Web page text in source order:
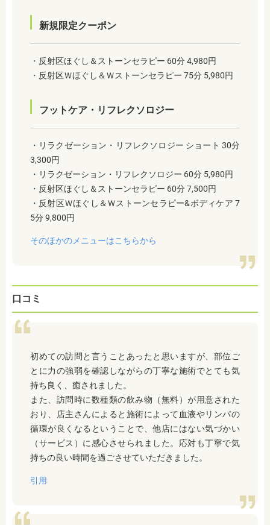
新規限定クーポン
・反射区ほぐし＆ストーンセラピー 60分 4,980円
・反射区Ｗほぐし＆Ｗストーンセラピー 75分 5,980円
フットケア・リフレクソロジー
・リラクゼーション・リフレクソロジー ショート 30分
3,300円
・リラクゼーション・リフレクソロジー 60分 5,980円
・反射区ほぐし＆ストーンセラピー 60分 7,500円
・反射区Ｗほぐし＆Ｗストーンセラピー&ボディケア 7
5分 9,800円
そのほかのメニューはこちらから
口コミ
初めての訪問と言うことあったと思いますが、部位ご
とに力の強弱を確認しながらの丁寧な施術でとても気
持ち良く、癒されました。
また、訪問時に数種類の飲み物（無料）が用意された
おり、店主さんによると施術によって血液やリンパの
循環が良くなるということで、他店にはない気づかい
（サービス）に感心させられました。応対も丁寧で気
持ちの良い時間を過ごさせていただきました。
引用